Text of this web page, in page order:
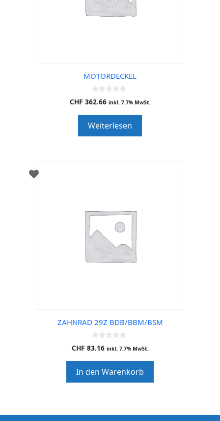
MOTORDECKEL
0
o
o
f
5
CHF 362.66 inkl. 7.7% MwSt.
Weiterlesen
ZAHNRAD 29Z BDB/BBM/BSM
0
o
o
f
5
CHF 83.16 inkl. 7.7% MwSt.
In den Warenkorb